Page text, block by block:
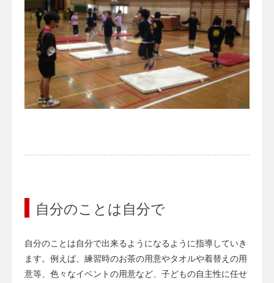
自分のことは自分で
自分のことは自分で出来るようになるように指導していき
ます。例えば、練習時のお茶の用意やタオルや着替えの用
意等、色々なイベントの用意など、子どもの自主性に任せ